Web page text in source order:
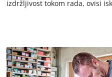
izdržljivost tokom rada, ovisi